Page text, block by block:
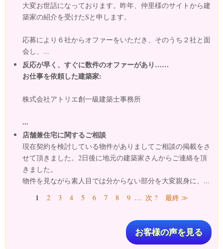
大変お世話になっております。昨年、仲里様のサイトから建
築家の紹介を受けたSと申します。
応募により６社からオファーをいただき、そのうち２社と面
会し、...
反応が早く、すぐに数件のオファーがあり……
お仕事を依頼した建築家:
株式会社アトリエ創一級建築士事務所
...
店舗兼住宅に関するご相談
現在契約を検討している物件がありましてご相談の掲載をさ
せて頂きました。2日後に地元の建築家さんからご連絡を頂
きました。
物件を見ながら素人目では分からない部分を大変親身に、...
ページ1 2 3 4 5 6 7 8 9 … 次 ? 最終 ≫
お客様の声を見る